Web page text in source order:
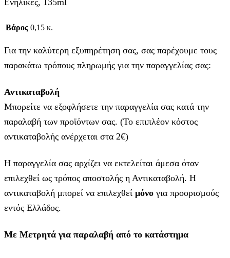
Βάρος 0,15 κ.
Για την καλύτερη εξυπηρέτηση σας, σας παρέχουμε τους
παρακάτω τρόπους πληρωμής για την παραγγελίας σας:
Αντικαταβολή
Μπορείτε να εξοφλήσετε την παραγγελία σας κατά την
παραλαβή των προϊόντων σας. (Το επιπλέον κόστος
αντικαταβολής ανέρχεται στα 2€)
Η παραγγελία σας αρχίζει να εκτελείται άμεσα όταν
επιλεχθεί ως τρόπος αποστολής η Αντικαταβολή. Η
αντικαταβολή μπορεί να επιλεχθεί μόνο για προορισμούς
εντός Ελλάδος.
Με Μετρητά για παραλαβή από το κατάστημα